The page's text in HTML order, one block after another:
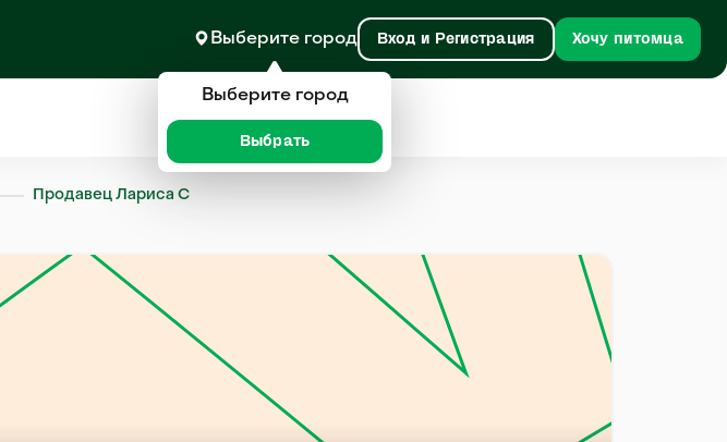
Выберите город Вход и Регистрация Хочу питомца
Продавец Лариса С
Выберите город
Выбрать